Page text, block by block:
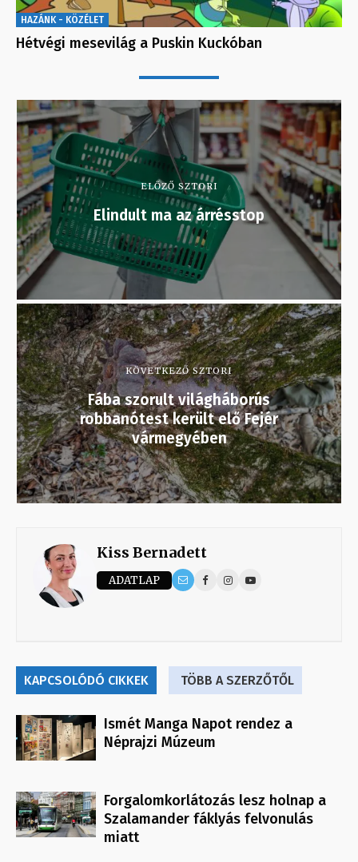
HAZÁNK - KÖZÉLET
Hétvégi mesevilág a Puskin Kuckóban
ELŐZŐ SZTORI
Elindult ma az árrésstop
KÖVETKEZŐ SZTORI
Fába szorult világháborús
robbanótest került elő Fejér
vármegyében
Kiss Bernadett
ADATLAP
KAPCSOLÓDÓ CIKKEK TÖBB A SZERZŐTŐL
Ismét Manga Napot rendez a
Néprajzi Múzeum
Forgalomkorlátozás lesz holnap a
Szalamander fáklyás felvonulás
miatt